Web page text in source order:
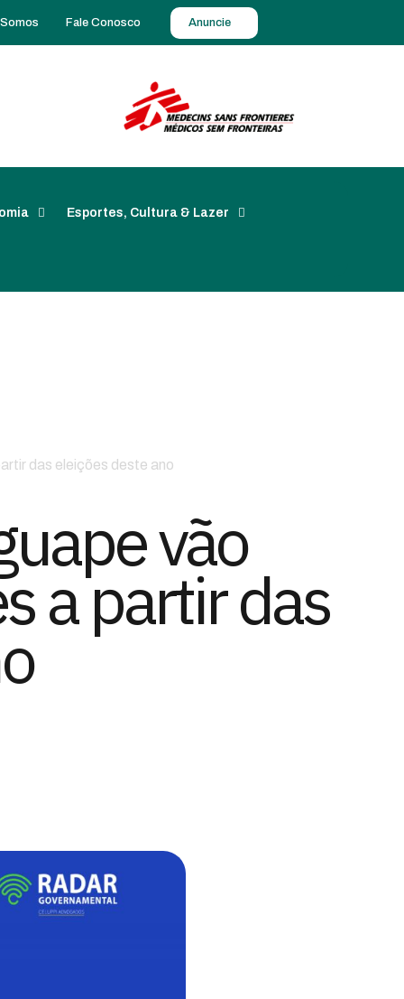
Fale Conosco Anuncie
Esportes, Cultura & Lazer
das eleições deste ano
vão
a partir das